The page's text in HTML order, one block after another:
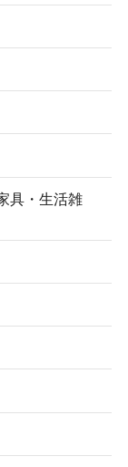
具・生活雑